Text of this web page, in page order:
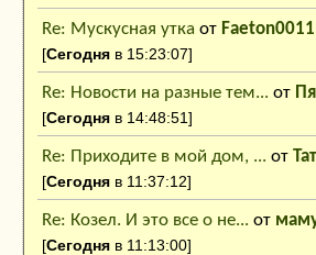
Re: Мускусная утка от Faeton0011
[Сегодня в 15:23:07]
Re: Новости на разные тем... от
[Сегодня в 14:48:51]
Re: Приходите в мой дом, ... от
[Сегодня в 11:37:12]
Re: Козел. И это все о не... от
[Сегодня в 11:13:00]